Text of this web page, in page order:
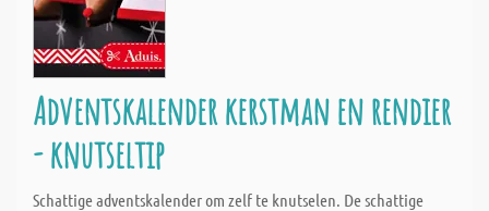
Adventskalender kerstman en rendier
- knutseltip
Schattige adventskalender om zelf te knutselen. De schattige